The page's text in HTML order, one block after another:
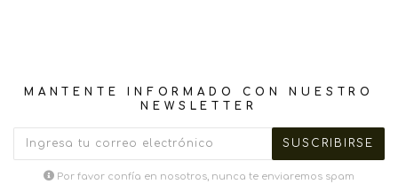
MANTENTE INFORMADO CON NUESTRO
NEWSLETTER
Por favor confía en nosotros, nunca te enviaremos spam